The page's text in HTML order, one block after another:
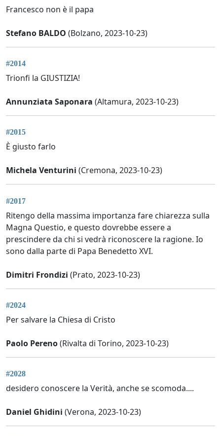
Francesco non è il papa
Stefano BALDO (Bolzano, 2023-10-23)
#2014
Trionfi la GIUSTIZIA!
Annunziata Saponara (Altamura, 2023-10-23)
#2015
È giusto farlo
Michela Venturini (Cremona, 2023-10-23)
#2017
Ritengo della massima importanza fare chiarezza sulla
Magna Questio, e questo dovrebbe essere a
prescindere da chi si vedrà riconoscere la ragione. Io
sono dalla parte di Papa Benedetto XVI.
Dimitri Frondizi (Prato, 2023-10-23)
#2024
Per salvare la Chiesa di Cristo
Paolo Pereno(Rivalta di Torino, 2023-10-23)
#2028
desidero conoscere la Verità, anche se scomoda....
Daniel Ghidini (Verona, 2023-10-23)